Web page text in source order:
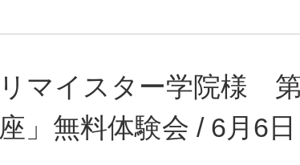
リマイスター学院様
座」無料体験会 / 6月6